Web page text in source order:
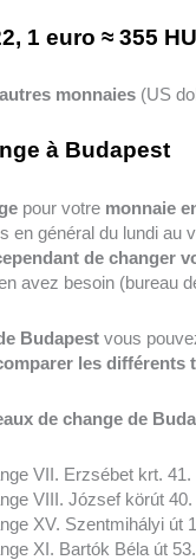
1 euro ≈ 355
monnaies (US
à Budapest
pour votre monnaie
en général du lundi au
de changer
avez besoin (bureau
Budapest vous
les différents
de change de
VII. Erzsébet krt. 41.
VIII. József körút 40.
XV. Szentmihályi út
XI. Bartók Béla út 53.